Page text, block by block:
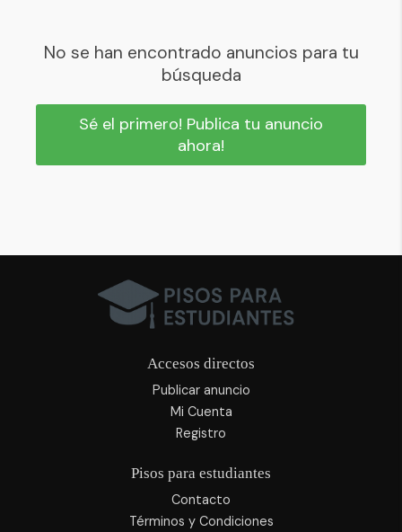
No se han encontrado anuncios para tu
búsqueda
Sé el primero! Publica tu anuncio
ahora!
Accesos directos
Publicar anuncio
Mi Cuenta
Registro
Pisos para estudiantes
Contacto
Términos y Condiciones